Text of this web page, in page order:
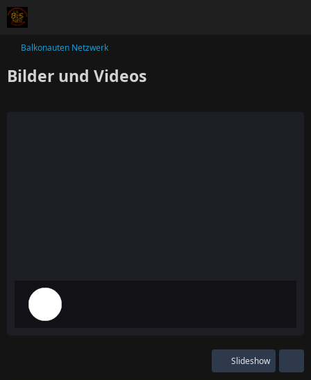
Balkonauten Netzwerk
Bilder und Videos
Slideshow